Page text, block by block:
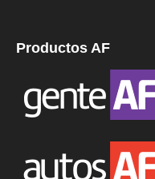
Productos AF